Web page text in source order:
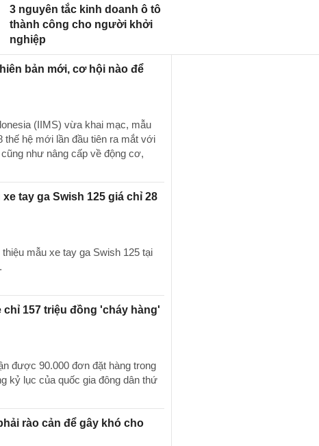
3 nguyên tắc kinh doanh ô tô
thành công cho người khởi
nghiệp
bản mới, cơ hội nào để
(IIMS) vừa khai mạc, mẫu
thế hệ mới lần đầu tiên ra mắt với
như nâng cấp về động cơ,
tay ga Swish 125 giá chỉ 28
mẫu xe tay ga Swish 125 tại
chỉ 157 triệu đồng 'cháy hàng'
được 90.000 đơn đặt hàng trong
kỷ lục của quốc gia đông dân thứ
rào cản để gây khó cho